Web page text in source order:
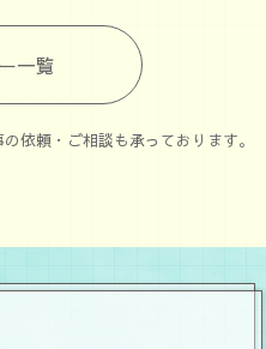
一覧
依頼・ご相談も承っております。